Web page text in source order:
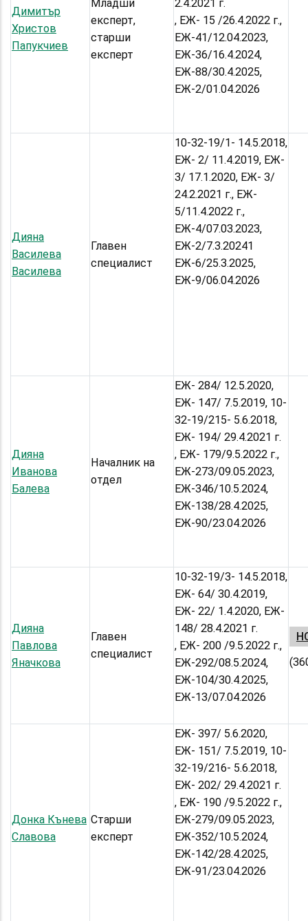
Димитър
Христов
Папукчиев
Младши
експерт,
старши
експерт
2.4.2021 г.
, ЕЖ- 15 /26.4.2022 г.,
EЖ-41/12.04.2023,
ЕЖ-36/16.4.2024,
ЕЖ-88/30.4.2025,
ЕЖ-2/01.04.2026
Дияна
Василева
Василева
Главен
специалист
10-32-19/1- 14.5.2018,
ЕЖ- 2/ 11.4.2019, ЕЖ-
3/ 17.1.2020, ЕЖ- 3/
24.2.2021 г., ЕЖ-
5/11.4.2022 г.,
ЕЖ-4/07.03.2023,
ЕЖ-2/7.3.20241
ЕЖ-6/25.3.2025,
ЕЖ-9/06.04.2026
Дияна
Иванова
Балева
Началник на
отдел
ЕЖ- 284/ 12.5.2020,
ЕЖ- 147/ 7.5.2019, 10-
32-19/215- 5.6.2018,
ЕЖ- 194/ 29.4.2021 г.
, ЕЖ- 179/9.5.2022 г.,
ЕЖ-273/09.05.2023,
ЕЖ-346/10.5.2024,
ЕЖ-138/28.4.2025,
ЕЖ-90/23.04.2026
Дияна
Павлова
Яначкова
Главен
специалист
10-32-19/3- 14.5.2018,
ЕЖ- 64/ 30.4.2019,
ЕЖ- 22/ 1.4.2020, ЕЖ-
148/ 28.4.2021 г.
, ЕЖ- 200 /9.5.2022 г.,
ЕЖ-292/08.5.2024,
ЕЖ-104/30.4.2025,
ЕЖ-13/07.04.2026
Донка Кънева
Славова
Старши
експерт
ЕЖ- 397/ 5.6.2020,
ЕЖ- 151/ 7.5.2019, 10-
32-19/216- 5.6.2018,
ЕЖ- 202/ 29.4.2021 г.
, ЕЖ- 190 /9.5.2022 г.,
ЕЖ-279/09.05.2023,
ЕЖ-352/10.5.2024,
ЕЖ-142/28.4.2025,
ЕЖ-91/23.04.2026